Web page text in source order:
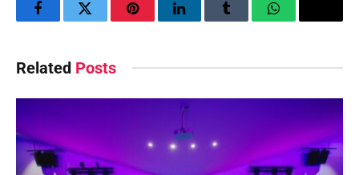
FacebookTwitter PinterestLinkedInTumblr WhatsAppEmail
Related Posts